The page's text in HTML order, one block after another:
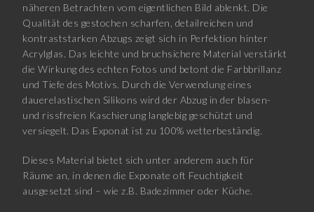
näheren Betrachten vom eigentlichen Bild ablenkt. Die
Qualität des gestochen scharfen, detailreichen und
kontraststarken Abzugs zeigt sich in Perfektion hinter
Acrylglas. Das leichte und bruchsichere Material verstärkt
die Wirkung des echten Fotos und betont die Farbbrillanz
und Tiefe des Motivs. Durch die Verwendung eines
dauerelastischen Silikons wird der Abzug in der blasen-
und rissfreien Kaschierung langlebig geschützt und
versiegelt. Das Exponat ist zu 100% wetterbeständig.
Dieses Material bietet sich unter anderem auch für
Räume an, in denen die Exponate oft Feuchtigkeit
ausgesetzt sind – wie z.B. Badezimmer oder Küche.